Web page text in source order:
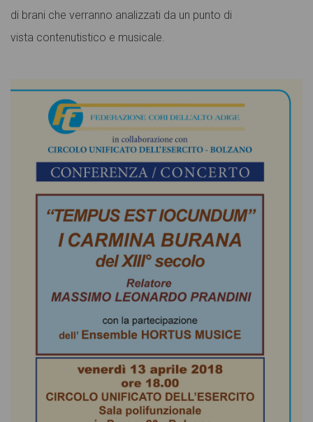
di brani che verranno analizzati da un punto di
vista contenutistico e musicale.